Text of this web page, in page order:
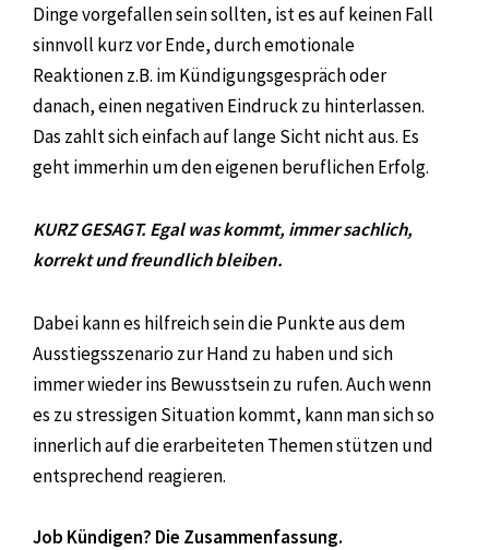
Dinge vorgefallen sein sollten, ist es auf keinen Fall
sinnvoll kurz vor Ende, durch emotionale
Reaktionen z.B. im Kündigungsgespräch oder
danach, einen negativen Eindruck zu hinterlassen.
Das zahlt sich einfach auf lange Sicht nicht aus. Es
geht immerhin um den eigenen beruflichen Erfolg.
KURZ GESAGT. Egal was kommt, immer sachlich,
korrekt und freundlich bleiben.
Dabei kann es hilfreich sein die Punkte aus dem
Ausstiegsszenario zur Hand zu haben und sich
immer wieder ins Bewusstsein zu rufen. Auch wenn
es zu stressigen Situation kommt, kann man sich so
innerlich auf die erarbeiteten Themen stützen und
entsprechend reagieren.
Job Kündigen? Die Zusammenfassung.